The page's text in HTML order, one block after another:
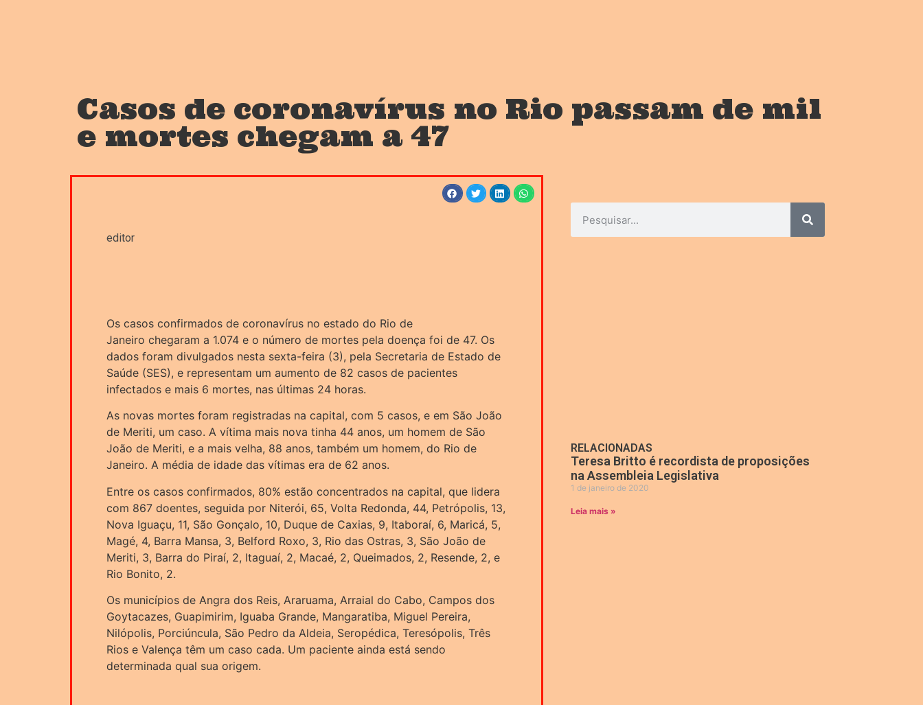
Casos de coronavírus no Rio passam de mil
e mortes chegam a 47
editor
Os casos confirmados de coronavírus no estado do Rio de
Janeiro chegaram a 1.074 e o número de mortes pela doença foi de 47. Os
dados foram divulgados nesta sexta-feira (3), pela Secretaria de Estado de
Saúde (SES), e representam um aumento de 82 casos de pacientes
infectados e mais 6 mortes, nas últimas 24 horas.
As novas mortes foram registradas na capital, com 5 casos, e em São João
de Meriti, um caso. A vítima mais nova tinha 44 anos, um homem de São
João de Meriti, e a mais velha, 88 anos, também um homem, do Rio de
Janeiro. A média de idade das vítimas era de 62 anos.
Entre os casos confirmados, 80% estão concentrados na capital, que lidera
com 867 doentes, seguida por Niterói, 65, Volta Redonda, 44, Petrópolis, 13,
Nova Iguaçu, 11, São Gonçalo, 10, Duque de Caxias, 9, Itaboraí, 6, Maricá, 5,
Magé, 4, Barra Mansa, 3, Belford Roxo, 3, Rio das Ostras, 3, São João de
Meriti, 3, Barra do Piraí, 2, Itaguaí, 2, Macaé, 2, Queimados, 2, Resende, 2, e
Rio Bonito, 2.
Os municípios de Angra dos Reis, Araruama, Arraial do Cabo, Campos dos
Goytacazes, Guapimirim, Iguaba Grande, Mangaratiba, Miguel Pereira,
Nilópolis, Porciúncula, São Pedro da Aldeia, Seropédica, Teresópolis, Três
Rios e Valença têm um caso cada. Um paciente ainda está sendo
determinada qual sua origem.
RELACIONADAS
Teresa Britto é recordista de proposições
na Assembleia Legislativa
1 de janeiro de 2020
Leia mais »